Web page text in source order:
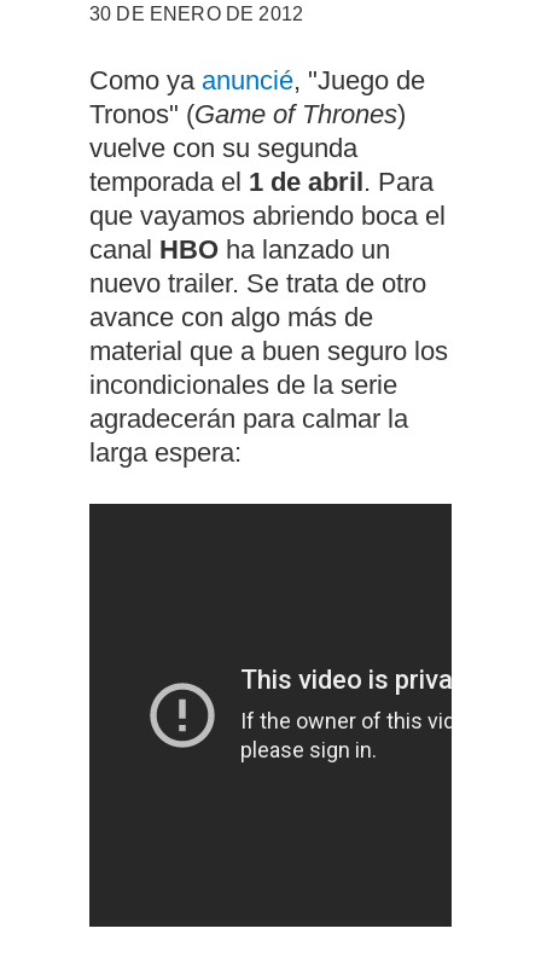
30 DE ENERO DE 2012
Como ya anuncié, "Juego de
Tronos" (Game of Thrones)
vuelve con su segunda
temporada el 1 de abril. Para
que vayamos abriendo boca el
canal HBO ha lanzado un
nuevo trailer. Se trata de otro
avance con algo más de
material que a buen seguro los
incondicionales de la serie
agradecerán para calmar la
larga espera: